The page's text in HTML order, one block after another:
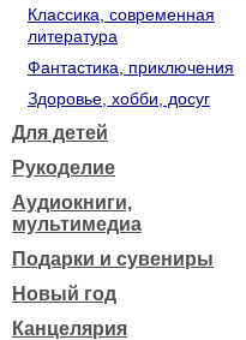
Классика, современная
литература
Фантастика, приключения
Здоровье, хобби, досуг
Для детей
Рукоделие
Аудиокниги,
мультимедиа
Подарки и сувениры
Новый год
Канцелярия